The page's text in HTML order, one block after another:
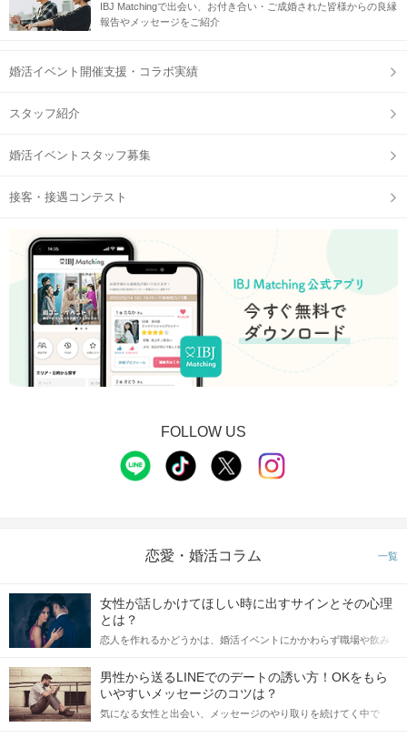
IBJ Matchingで出会い、お付き合い・ご成婚された皆様からの良縁
報告やメッセージをご紹介
婚活イベント開催支援・コラボ実績
スタッフ紹介
婚活イベントスタッフ募集
接客・接遇コンテスト
FOLLOW US
恋愛・婚活コラム 一覧
女性が話しかけてほしい時に出すサインとその心理
とは？
恋人を作れるかどうかは、婚活イベントにかかわらず職場や飲み
てアプローチできるかにも左右されます。 これから恋人作りを本
格的に始めようとしている方は、女性が異性を求めて出すサイン
をしっかりと理解し、正しい行動に移せるかどうかが重要。 この
記事では、女性が話しかけて欲しい時に出すサインとその心理を
男性から送るLINEでのデートの誘い方！OKをもら
いやすいメッセージのコツは？
気になる女性と出会い、メッセージのやり取りを続けてく中で